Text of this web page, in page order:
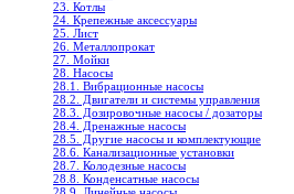
23. Котлы
24. Крепежные аксессуары
25. Лист
26. Металлопрокат
27. Мойки
28. Насосы
28.1. Вибрационные насосы
28.2. Двигатели и системы управления
28.3. Дозировочные насосы / дозаторы
28.4. Дренажные насосы
28.5. Другие насосы и комплектующие
28.6. Канализационные установки
28.7. Колодезные насосы
28.8. Конденсатные насосы